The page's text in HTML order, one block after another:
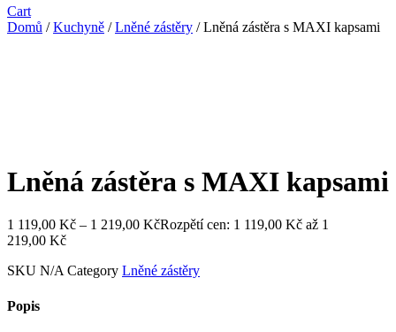
Cart
Domů /Kuchyně /Lněné zástěry / Lněná zástěra s MAXI kapsami
Lněná zástěra s MAXI kapsami
1 119,00 Kč – 1 219,00 KčRozpětí cen: 1 119,00 Kč až 1
219,00 Kč
SKU N/ACategory Lněné zástěry
Popis